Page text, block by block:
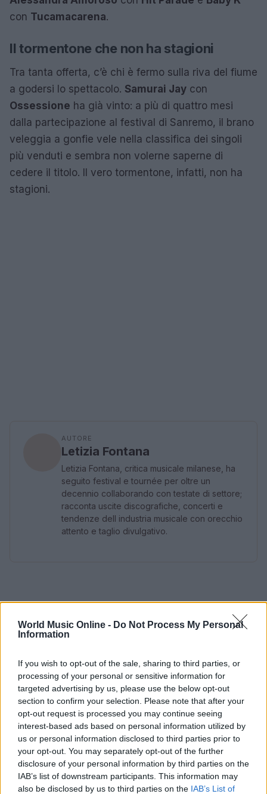
World Music Online - Do Not Process My Personal
Information
If you wish to opt-out of the sale, sharing to third parties, or
processing of your personal or sensitive information for
targeted advertising by us, please use the below opt-out
section to confirm your selection. Please note that after your
opt-out request is processed you may continue seeing
interest-based ads based on personal information utilized by
us or personal information disclosed to third parties prior to
your opt-out. You may separately opt-out of the further
disclosure of your personal information by third parties on the
IAB’s list of downstream participants. This information may
also be disclosed by us to third parties on the IAB’s List of
con Tucamacarena.
Il tormentone che non ha stagioni
Tra tanta offerta, c’è chi è fermo sulla riva del fiume
a godersi lo spettacolo. Samurai Jay con
Ossessione ha già vinto: a più di quattro mesi
dalla partecipazione al festival di Sanremo, il brano
veleggia a gonfie vele nella classifica dei singoli
più venduti e sembra non volerne saperne di
cedere il titolo. Il vero tormentone, infatti, non ha
stagioni.
AUTORE
Letizia Fontana
Letizia Fontana, critica musicale milanese, ha
seguito festival e tournée per oltre un
decennio collaborando con testate di settore;
racconta uscite discografiche, concerti e
tendenze dell industria musicale con orecchio
attento e taglio divulgativo.